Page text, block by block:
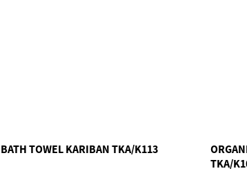
BATH TOWEL KARIBAN TKA/K113
TKA/